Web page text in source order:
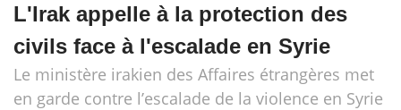
L'Irak appelle à la protection des
civils face à l'escalade en Syrie
Le ministère irakien des Affaires étrangères met
en garde contre l’escalade de la violence en Syrie